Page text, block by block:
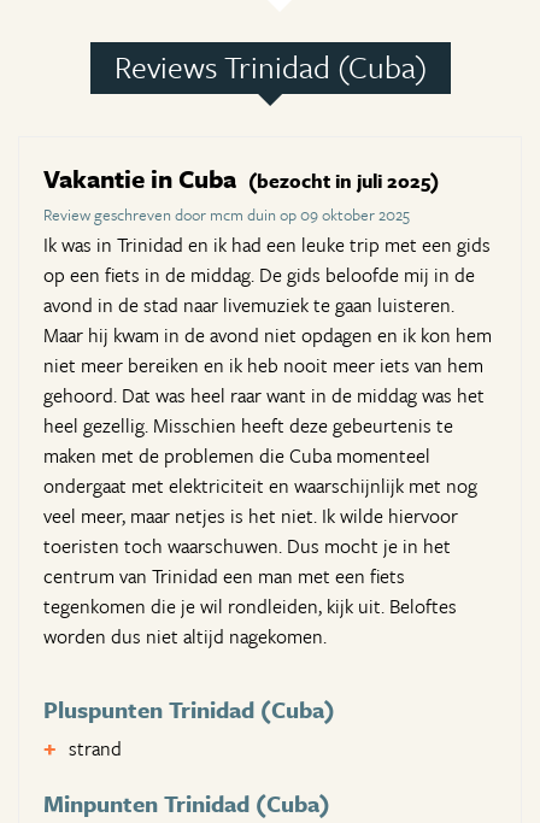
Reviews Trinidad (Cuba)
Vakantie in Cuba (bezocht in juli 2025)
Review geschreven door mcm duin op 09 oktober 2025
Ik was in Trinidad en ik had een leuke trip met een gids
op een fiets in de middag. De gids beloofde mij in de
avond in de stad naar livemuziek te gaan luisteren.
Maar hij kwam in de avond niet opdagen en ik kon hem
niet meer bereiken en ik heb nooit meer iets van hem
gehoord. Dat was heel raar want in de middag was het
heel gezellig. Misschien heeft deze gebeurtenis te
maken met de problemen die Cuba momenteel
ondergaat met elektriciteit en waarschijnlijk met nog
veel meer, maar netjes is het niet. Ik wilde hiervoor
toeristen toch waarschuwen. Dus mocht je in het
centrum van Trinidad een man met een fiets
tegenkomen die je wil rondleiden, kijk uit. Beloftes
worden dus niet altijd nagekomen.
Pluspunten Trinidad (Cuba)
strand
Minpunten Trinidad (Cuba)